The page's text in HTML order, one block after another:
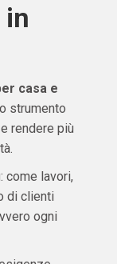
in
casa e
strumento
rendere più
come lavori,
di clienti
ogni